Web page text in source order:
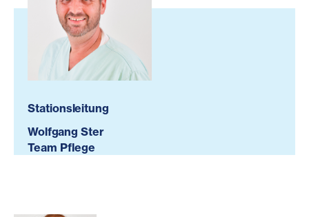
Stationsleitung
Wolfgang Ster
Team Pflege